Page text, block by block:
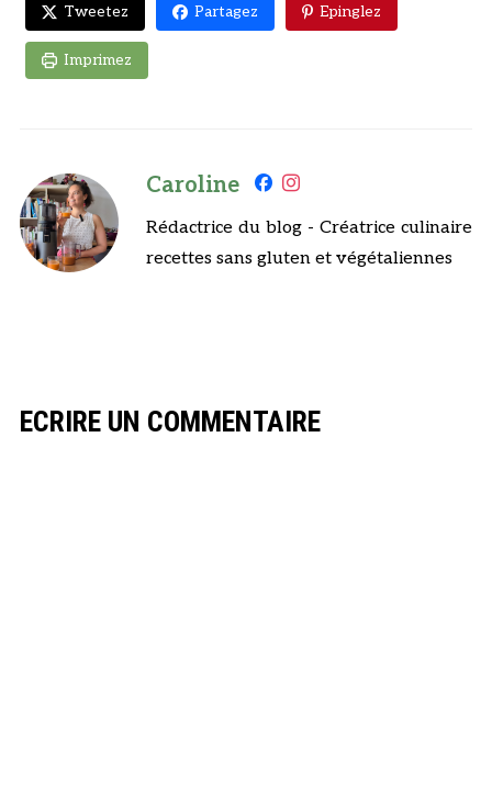
Tweetez Partagez Epinglez
Imprimez
Caroline
Rédactrice du blog - Créatrice culinaire
recettes sans gluten et végétaliennes
ECRIRE UN COMMENTAIRE